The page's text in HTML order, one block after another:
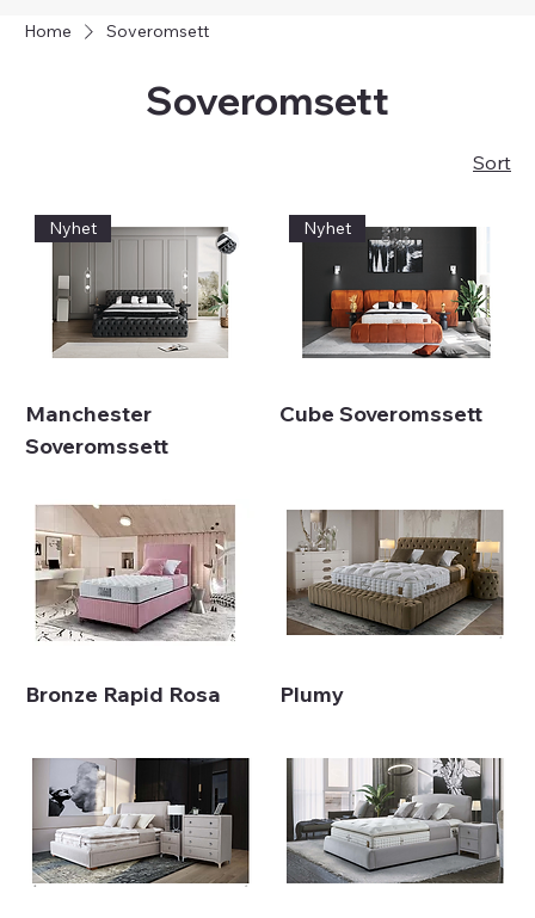
Home Soveromsett
Soveromsett
Sort
Nyhet
Manchester
Soveromssett
Nyhet
Cube Soveromssett
Bronze Rapid Rosa Plumy